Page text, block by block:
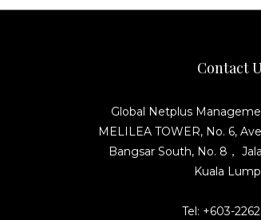
Contact
Global Netplus
MELILEA TOWER, No. 6,
Bangsar South, No. 8，
Kuala
Tel: +603-2262